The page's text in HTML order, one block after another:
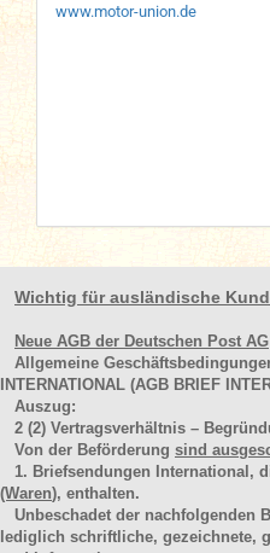
www.motor-union.de
Wichtig für ausländische
Neue AGB der Deutschen Post AG
Allgemeine
INTERNATIONAL (AGB BRIEF
Auszug:
2 (2) Vertragsverhältnis –
Von der Beförderung sind
1. Briefsendungen International,
(Waren), enthalten.
Unbeschadet der nachfolgenden
lediglich schriftliche, gezeichnete,